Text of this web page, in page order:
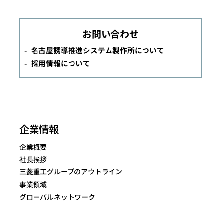
お問い合わせ
名古屋誘導推進システム製作所について
採用情報について
企業情報
企業概要
社長挨拶
三菱重工グループのアウトライン
事業領域
グローバルネットワーク